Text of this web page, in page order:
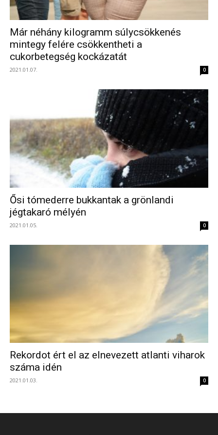
Már néhány kilogramm súlycsökkenés
mintegy felére csökkentheti a
cukorbetegség kockázatát
2021.01.07. 0
Ősi tómederre bukkantak a grönlandi
jégtakaró mélyén
2021.01.05. 0
Rekordot ért el az elnevezett atlanti viharok
száma idén
2021.01.03. 0